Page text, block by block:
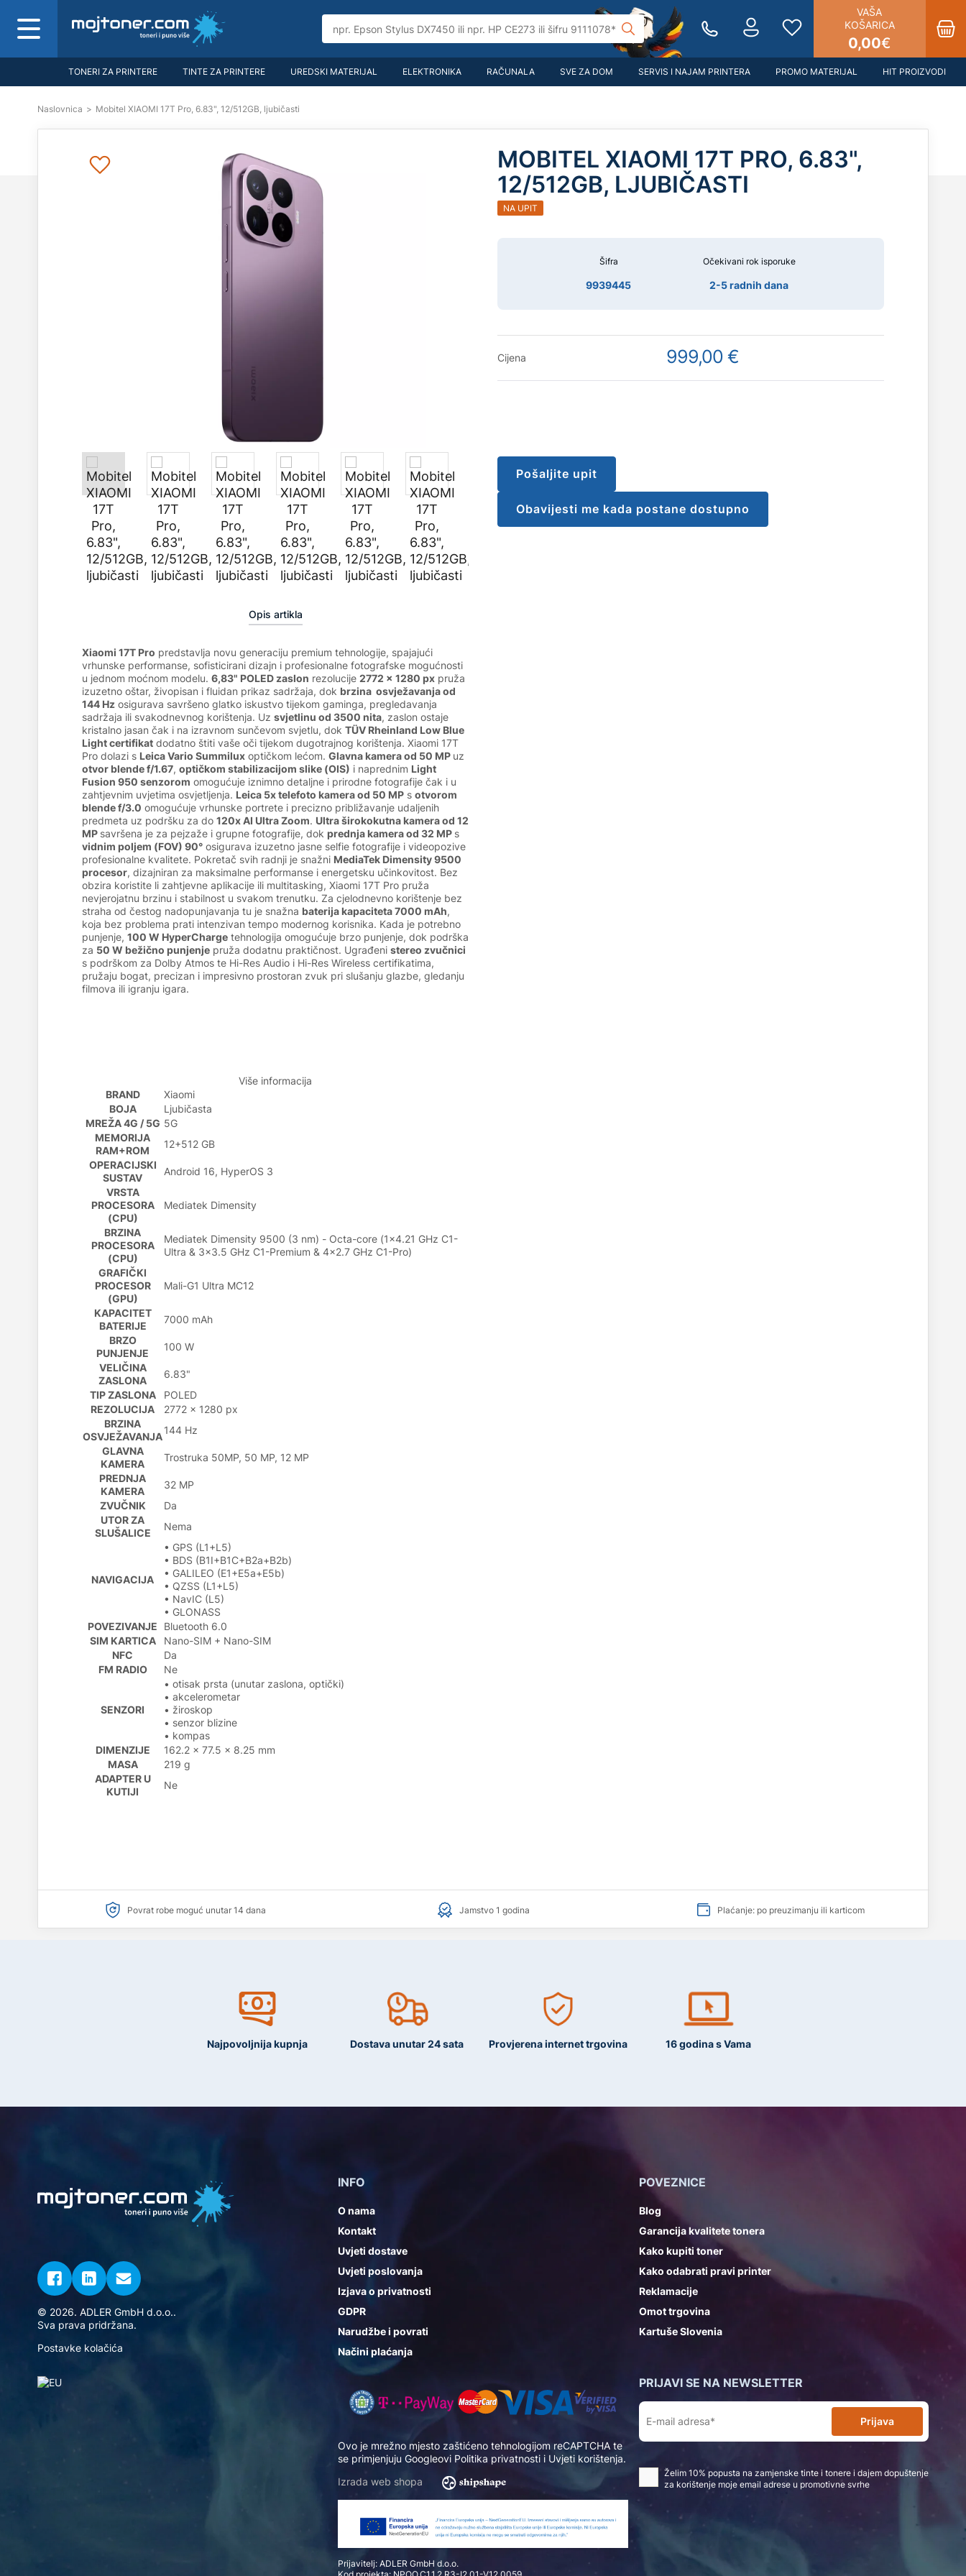
VAŠA
KOŠARICA
0,00€
TONERI ZA PRINTERE TINTE ZA PRINTERE UREDSKI MATERIJAL ELEKTRONIKA RAČUNALA SVE ZA DOM SERVIS I NAJAM PRINTERA PROMO MATERIJAL HIT PROIZVODI
Naslovnica > Mobitel XIAOMI 17T Pro, 6.83", 12/512GB, ljubičasti
Opis artikla
Xiaomi 17T Pro predstavlja novu generaciju premium tehnologije, spajajući
vrhunske performanse, sofisticirani dizajn i profesionalne fotografske mogućnosti
u jednom moćnom modelu. 6,83" POLED zaslon rezolucije 2772 x 1280 px pruža
izuzetno oštar, živopisan i fluidan prikaz sadržaja, dok brzina osvježavanja od
144 Hz osigurava savršeno glatko iskustvo tijekom gaminga, pregledavanja
sadržaja ili svakodnevnog korištenja. Uz svjetlinu od 3500 nita, zaslon ostaje
kristalno jasan čak i na izravnom sunčevom svjetlu, dok TÜV Rheinland Low Blue
Light certifikat dodatno štiti vaše oči tijekom dugotrajnog korištenja. Xiaomi 17T
Pro dolazi s Leica Vario Summilux optičkom lećom. Glavna kamera od 50 MP uz
otvor blende f/1.67, optičkom stabilizacijom slike (OIS) i naprednim Light
Fusion 950 senzorom omogućuje iznimno detaljne i prirodne fotografije čak i u
zahtjevnim uvjetima osvjetljenja. Leica 5x telefoto kamera od 50 MP s otvorom
blende f/3.0 omogućuje vrhunske portrete i precizno približavanje udaljenih
predmeta uz podršku za do 120x AI Ultra Zoom. Ultra širokokutna kamera od 12
MP savršena je za pejzaže i grupne fotografije, dok prednja kamera od 32 MP s
vidnim poljem (FOV) 90° osigurava izuzetno jasne selfie fotografije i videopozive
profesionalne kvalitete. Pokretač svih radnji je snažni MediaTek Dimensity 9500
procesor, dizajniran za maksimalne performanse i energetsku učinkovitost. Bez
obzira koristite li zahtjevne aplikacije ili multitasking, Xiaomi 17T Pro pruža
nevjerojatnu brzinu i stabilnost u svakom trenutku. Za cjelodnevno korištenje bez
straha od čestog nadopunjavanja tu je snažna baterija kapaciteta 7000 mAh,
koja bez problema prati intenzivan tempo modernog korisnika. Kada je potrebno
punjenje, 100 W HyperCharge tehnologija omogućuje brzo punjenje, dok podrška
za 50 W bežično punjenje pruža dodatnu praktičnost. Ugrađeni stereo zvučnici
s podrškom za Dolby Atmos te Hi-Res Audio i Hi-Res Wireless certifikatima,
pružaju bogat, precizan i impresivno prostoran zvuk pri slušanju glazbe, gledanju
filmova ili igranju igara.
Više informacija
BRAND
Xiaomi
BOJA
Ljubičasta
MREŽA 4G / 5G 5G
MEMORIJA
RAM+ROM
12+512 GB
OPERACIJSKI
SUSTAV
Android 16, HyperOS 3
VRSTA
PROCESORA
(CPU)
Mediatek Dimensity
BRZINA
PROCESORA
(CPU)
Mediatek Dimensity 9500 (3 nm) - Octa-core (1x4.21 GHz C1-
Ultra & 3x3.5 GHz C1-Premium & 4x2.7 GHz C1-Pro)
GRAFIČKI
PROCESOR
(GPU)
Mali-G1 Ultra MC12
KAPACITET
BATERIJE
7000 mAh
BRZO
PUNJENJE
100 W
VELIČINA
ZASLONA
6.83"
TIP ZASLONA
POLED
REZOLUCIJA
2772 x 1280 px
BRZINA
OSVJEŽAVANJA
144 Hz
GLAVNA
KAMERA
Trostruka 50MP, 50 MP, 12 MP
PREDNJA
KAMERA
32 MP
ZVUČNIK
Da
UTOR ZA
SLUŠALICE
Nema
NAVIGACIJA
• GPS (L1+L5)
• BDS (B1I+B1C+B2a+B2b)
• GALILEO (E1+E5a+E5b)
• QZSS (L1+L5)
• NavIC (L5)
• GLONASS
POVEZIVANJE
Bluetooth 6.0
SIM KARTICA
Nano-SIM + Nano-SIM
NFC
Da
FM RADIO
Ne
SENZORI
• otisak prsta (unutar zaslona, optički)
• akcelerometar
• žiroskop
• senzor blizine
• kompas
DIMENZIJE
162.2 x 77.5 x 8.25 mm
MASA
219 g
ADAPTER U
KUTIJI
Ne
MOBITEL XIAOMI 17T PRO, 6.83",
12/512GB, LJUBIČASTI
NA UPIT
Šifra
9939445
Očekivani rok isporuke
2-5 radnih dana
Cijena 999,00 €
Pošaljite upit
Obavijesti me kada postane dostupno
Povrat robe moguć unutar 14 dana Jamstvo 1 godina Plaćanje: po preuzimanju ili karticom
Najpovoljnija kupnja Dostava unutar 24 sata Provjerena internet trgovina 16 godina s Vama
© 2026. ADLER GmbH d.o.o..
Sva prava pridržana.
Postavke kolačića
INFO
O nama
Kontakt
Uvjeti dostave
Uvjeti poslovanja
Izjava o privatnosti
GDPR
Narudžbe i povrati
Načini plaćanja
POVEZNICE
Blog
Garancija kvalitete tonera
Kako kupiti toner
Kako odabrati pravi printer
Reklamacije
Omot trgovina
Kartuše Slovenia
Ovo je mrežno mjesto zaštićeno tehnologijom reCAPTCHA te
se primjenjuju Googleovi Politika privatnosti i Uvjeti korištenja.
Izrada web shopa
Prijavitelj: ADLER GmbH d.o.o.
PRIJAVI SE NA NEWSLETTER
Prijava
Želim 10% popusta na zamjenske tinte i tonere i dajem dopuštenje
za korištenje moje email adrese u promotivne svrhe